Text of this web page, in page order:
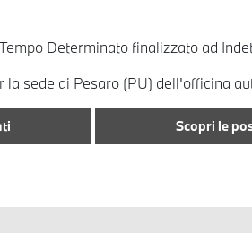
Determinato finalizzato ad
la sede di Pesaro (PU) dell'officina
Scopri le